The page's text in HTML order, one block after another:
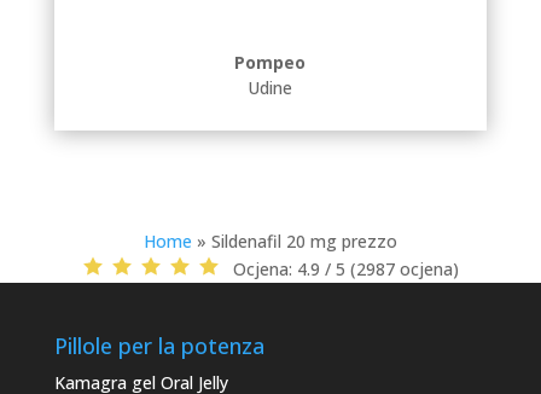
Pompeo
Udine
Home » Sildenafil 20 mg prezzo
Ocjena: 4.9 / 5 (2987 ocjena)
Pillole per la potenza
Kamagra gel Oral Jelly